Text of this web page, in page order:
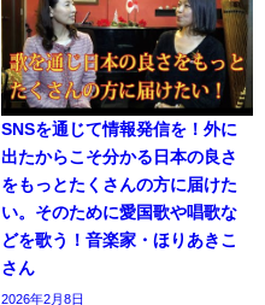
SNSを通じて情報発信を！外に
出たからこそ分かる日本の良さ
をもっとたくさんの方に届けた
い。そのために愛国歌や唱歌な
どを歌う！音楽家・ほりあきこ
さん
2026年2月8日